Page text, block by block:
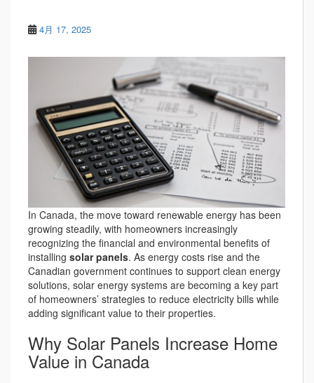
4月 17, 2025
In Canada, the move toward renewable energy has been
growing steadily, with homeowners increasingly
recognizing the financial and environmental benefits of
installing solar panels. As energy costs rise and the
Canadian government continues to support clean energy
solutions, solar energy systems are becoming a key part
of homeowners’ strategies to reduce electricity bills while
adding significant value to their properties.
Why Solar Panels Increase Home
Value in Canada